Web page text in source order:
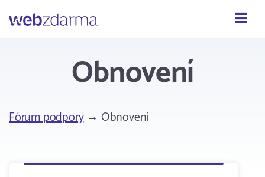
Webzdarma
Obnovení
Fórum podpory→ Obnovení